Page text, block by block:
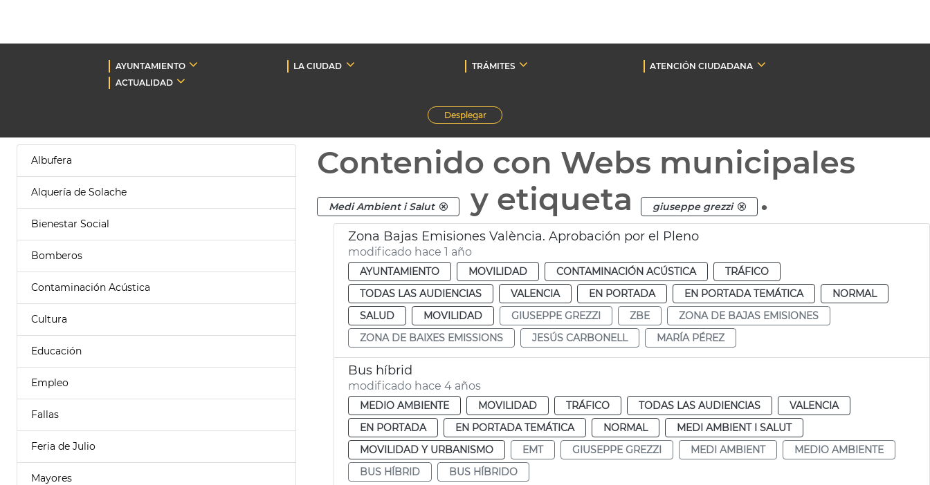
AYUNTAMIENTO LA CIUDAD TRÁMITES
ATENCIÓN CIUDADANA
ACTUALIDAD
Desplegar
Albufera
Alquería de Solache
Bienestar Social
Bomberos
Contaminación Acústica
Cultura
Educación
Empleo
Fallas
Feria de Julio
Mayores
Contenido con Webs municipales
Medi Ambient i Salut y etiqueta giuseppe grezzi .
Zona Bajas Emisiones València. Aprobación por el Pleno
modificado hace 1 año
AYUNTAMIENTO MOVILIDAD CONTAMINACIÓN ACÚSTICA
TRÁFICO
TODAS LAS AUDIENCIAS
VALENCIA EN PORTADA EN PORTADA TEMÁTICA
NORMAL
SALUD
MOVILIDAD GIUSEPPE GREZZI ZBE
ZONA DE BAJAS EMISIONES
ZONA DE BAIXES EMISSIONS
JESÚS CARBONELL MARÍA PÉREZ
Bus híbrid
modificado hace 4 años
MEDIO AMBIENTE MOVILIDAD TRÁFICO TODAS LAS AUDIENCIAS
VALENCIA
EN PORTADA
EN PORTADA TEMÁTICA NORMAL
MEDI AMBIENT I SALUT
MOVILIDAD Y URBANISMO
EMT GIUSEPPE GREZZI MEDI AMBIENT
MEDIO AMBIENTE
BUS HÍBRID
BUS HÍBRIDO